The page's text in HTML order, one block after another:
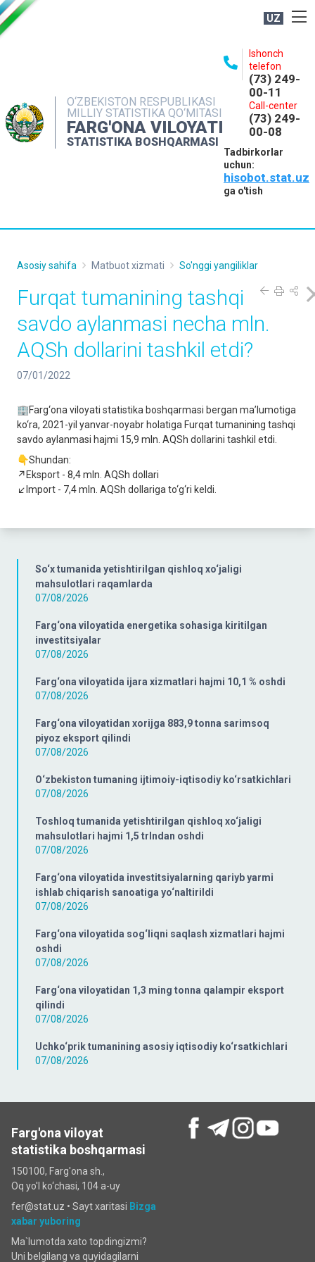
UZ
O‘ZBEKISTON RESPUBLIKASI
MILLIY STATISTIKA QO‘MITASI
FARG'ONA VILOYATI
STATISTIKA BOSHQARMASI
Ishonch
telefon
(73) 249-
00-11
Call-center
(73) 249-
00-08
Tadbirkorlar
uchun:
hisobot.stat.uz
ga o'tish
NASHRLAR
INTERAKTIV XIZMATLAR
MATBUOT XIZMATI
So‘x tumanida yetishtirilgan qishloq xo‘jaligi
mahsulotlari raqamlarda
07/08/2026
Farg‘ona viloyatida energetika sohasiga kiritilgan
investitsiyalar
07/08/2026
Farg‘ona viloyatida ijara xizmatlari hajmi 10,1 % oshdi
07/08/2026
Farg‘ona viloyatidan xorijga 883,9 tonna sarimsoq
piyoz eksport qilindi
07/08/2026
O‘zbekiston tumaning ijtimoiy-iqtisodiy ko‘rsatkichlari
07/08/2026
Toshloq tumanida yetishtirilgan qishloq xo‘jaligi
mahsulotlari hajmi 1,5 trlndan oshdi
07/08/2026
Farg‘ona viloyatida investitsiyalarning qariyb yarmi
ishlab chiqarish sanoatiga yo‘naltirildi
07/08/2026
Farg‘ona viloyatida sog‘liqni saqlash xizmatlari hajmi
oshdi
07/08/2026
Farg‘ona viloyatidan 1,3 ming tonna qalampir eksport
qilindi
07/08/2026
Uchko‘prik tumanining asosiy iqtisodiy ko‘rsatkichlari
07/08/2026
Asosiy sahifa Matbuot xizmati So'nggi yangiliklar
Furqat tumanining tashqi
savdo aylanmasi necha mln.
AQSh dollarini tashkil etdi?
07/01/2022
🏢Farg‘ona viloyati statistika boshqarmasi bergan ma’lumotiga
ko‘ra, 2021-yil yanvar-noyabr holatiga Furqat tumanining tashqi
savdo aylanmasi hajmi 15,9 mln. AQSh dollarini tashkil etdi.
👇Shundan:
↗️Eksport - 8,4 mln. AQSh dollari
↙️Import - 7,4 mln. AQSh dollariga to‘g‘ri keldi.
Farg'ona viloyat
statistika boshqarmasi
150100, Farg'ona sh.,
Oq yo'l ko‘chаsi, 104 a-uy
fer@stat.uz • Sayt xaritasi Bizga
xabar yuboring
Ma`lumotda xato topdingizmi?
Uni belgilang va quyidagilarni